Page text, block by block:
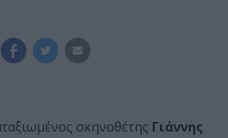
σκηνοθέτης Γιάννης